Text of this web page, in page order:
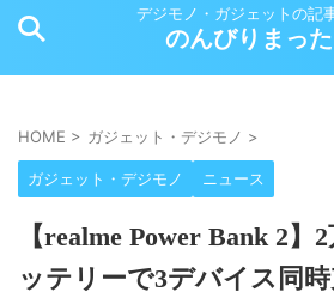
デジモノ・ガジェットの記
のんびりまっ
HOME > ガジェット・デジモノ >
ガジェット・デジモノ ニュース
【realme Power Bank 2】
ッテリーで3デバイス同時